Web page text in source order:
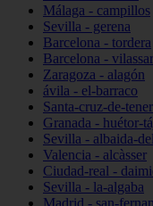
Málaga - campillos
Sevilla - gerena
Barcelona - tordera
Barcelona -
Zaragoza - alagón
ávila - el-barraco
Santa-cruz-de-
Granada - huétor-
Sevilla - albaida-
Valencia - alcàsser
Ciudad-real -
Sevilla - la-algaba
Madrid - san-